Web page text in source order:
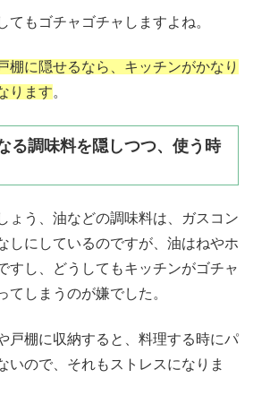
てもゴチャゴチャしますよね。
棚に隠せるなら、キッチンがかなり
ります。
る調味料を隠しつつ、使う時
ょう、油などの調味料は、ガスコン
しにしているのですが、油はねやホ
すし、どうしてもキッチンがゴチャ
てしまうのが嫌でした。
戸棚に収納すると、料理する時にパ
いので、それもストレスになりま